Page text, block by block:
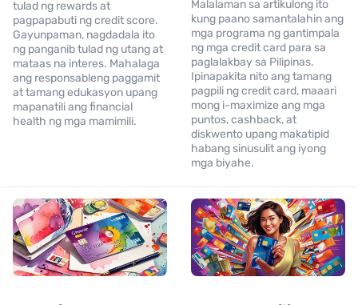
tulad ng rewards at
pagpapabuti ng credit score.
Gayunpaman, nagdadala ito
ng panganib tulad ng utang at
mataas na interes. Mahalaga
ang responsableng paggamit
at tamang edukasyon upang
mapanatili ang financial
health ng mga mamimili.
Malalaman sa artikulong ito
kung paano samantalahin ang
mga programa ng gantimpala
ng mga credit card para sa
paglalakbay sa Pilipinas.
Ipinapakita nito ang tamang
pagpili ng credit card, maaari
mong i-maximize ang mga
puntos, cashback, at
diskwento upang makatipid
habang sinusulit ang iyong
mga biyahe.